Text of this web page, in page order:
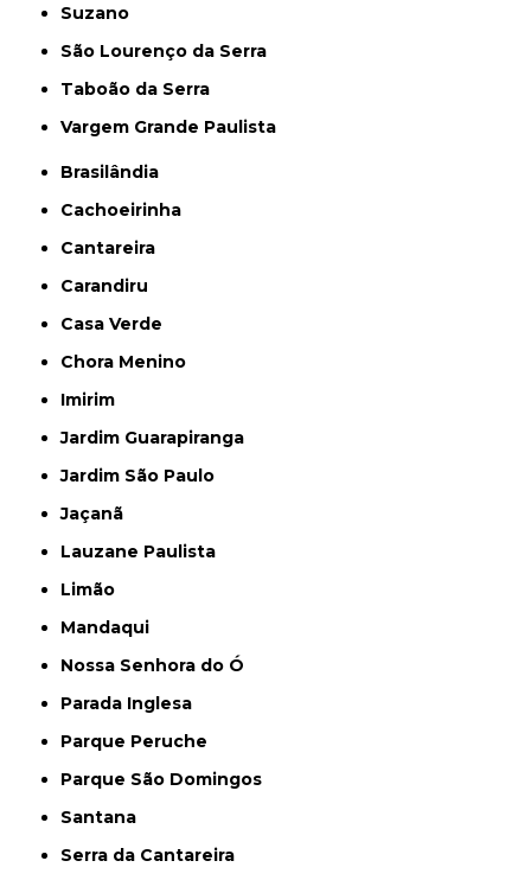
Suzano
São Lourenço da Serra
Taboão da Serra
Vargem Grande Paulista
Brasilândia
Cachoeirinha
Cantareira
Carandiru
Casa Verde
Chora Menino
Imirim
Jardim Guarapiranga
Jardim São Paulo
Jaçanã
Lauzane Paulista
Limão
Mandaqui
Nossa Senhora do Ó
Parada Inglesa
Parque Peruche
Parque São Domingos
Santana
Serra da Cantareira